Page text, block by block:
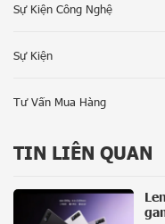
Sự Kiện Công Nghệ
Sự Kiện
Tư Vấn Mua Hàng
TIN LIÊN QUAN